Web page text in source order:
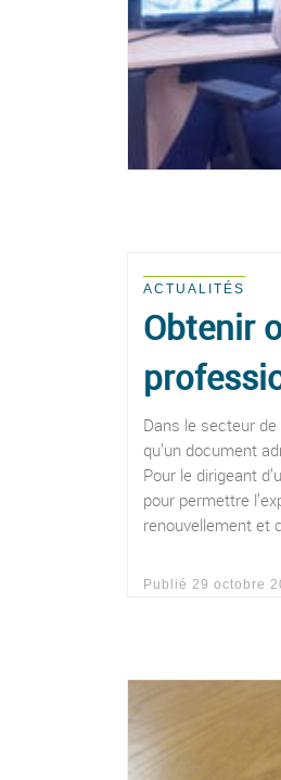
ACTUALITÉS
Obtenir
Dans le secteur
qu’un document
Pour le dirigeant
pour permettre
renouvellement et
Publié 29 octobre